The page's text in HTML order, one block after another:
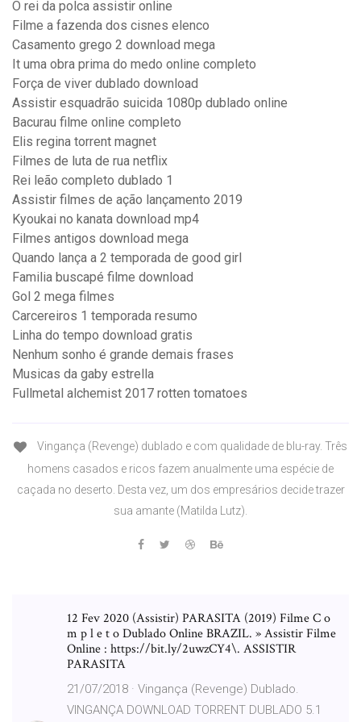
O rei da polca assistir online
Filme a fazenda dos cisnes elenco
Casamento grego 2 download mega
It uma obra prima do medo online completo
Força de viver dublado download
Assistir esquadrão suicida 1080p dublado online
Bacurau filme online completo
Elis regina torrent magnet
Filmes de luta de rua netflix
Rei leão completo dublado 1
Assistir filmes de ação lançamento 2019
Kyoukai no kanata download mp4
Filmes antigos download mega
Quando lança a 2 temporada de good girl
Familia buscapé filme download
Gol 2 mega filmes
Carcereiros 1 temporada resumo
Linha do tempo download gratis
Nenhum sonho é grande demais frases
Musicas da gaby estrella
Fullmetal alchemist 2017 rotten tomatoes
Vingança (Revenge) dublado e com qualidade de blu-ray. Três
homens casados e ricos fazem anualmente uma espécie de
caçada no deserto. Desta vez, um dos empresários decide trazer
sua amante (Matilda Lutz).
12 Fev 2020 (Assistir) PARASITA (2019) Filme C o
m p l e t o Dublado Online BRAZIL. » Assistir Filme
Online : https://bit.ly/2uwzCY4\. ASSISTIR
PARASITA
21/07/2018 · Vingança (Revenge) Dublado.
VINGANÇA DOWNLOAD TORRENT DUBLADO 5.1